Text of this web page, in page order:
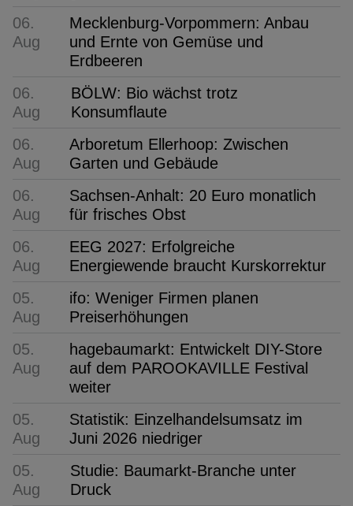
06.
Aug
Mecklenburg-Vorpommern: Anbau
und Ernte von Gemüse und
Erdbeeren
06.
Aug
BÖLW: Bio wächst trotz
Konsumflaute
06.
Aug
Arboretum Ellerhoop: Zwischen
Garten und Gebäude
06.
Aug
Sachsen-Anhalt: 20 Euro monatlich
für frisches Obst
06.
Aug
EEG 2027: Erfolgreiche
Energiewende braucht Kurskorrektur
05.
Aug
ifo: Weniger Firmen planen
Preiserhöhungen
05.
Aug
hagebaumarkt: Entwickelt DIY-Store
auf dem PAROOKAVILLE Festival
weiter
05.
Aug
Statistik: Einzelhandelsumsatz im
Juni 2026 niedriger
05.
Aug
Studie: Baumarkt-Branche unter
Druck